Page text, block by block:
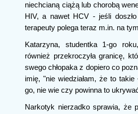
niechcianą ciążą lub chorobą
HIV, a nawet HCV - jeśli
terapeuty polega teraz m.in. na
Katarzyna, studentka 1-go
również przekroczyła granicę,
swego chłopaka z dopiero co
imię, "nie wiedziałam, że to takie
go, nie wie czy powinna to
Narkotyk nierzadko sprawia, że